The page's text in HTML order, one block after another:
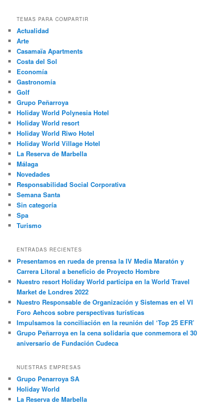
TEMAS PARA COMPARTIR
Actualidad
Arte
Casamaïa Apartments
Costa del Sol
Economía
Gastronomía
Golf
Grupo Peñarroya
Holiday World Polynesia Hotel
Holiday World resort
Holiday World Riwo Hotel
Holiday World Village Hotel
La Reserva de Marbella
Málaga
Novedades
Responsabilidad Social Corporativa
Semana Santa
Sin categoría
Spa
Turismo
ENTRADAS RECIENTES
Presentamos en rueda de prensa la IV Media Maratón y
Carrera Litoral a beneficio de Proyecto Hombre
Nuestro resort Holiday World participa en la World Travel
Market de Londres 2022
Nuestro Responsable de Organización y Sistemas en el VI
Foro Aehcos sobre perspectivas turísticas
Impulsamos la conciliación en la reunión del ‘Top 25 EFR’
Grupo Peñarroya en la cena solidaria que conmemora el 30
aniversario de Fundación Cudeca
NUESTRAS EMPRESAS
Grupo Penarroya SA
Holiday World
La Reserva de Marbella